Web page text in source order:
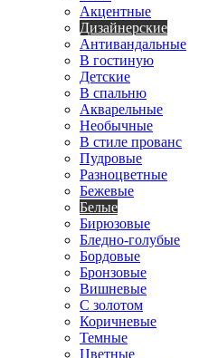
Акцентные
Дизайнерские
Антивандальные
В гостиную
Детские
В спальню
Акварельные
Необычные
В стиле прованс
Пудровые
Разноцветные
Бежевые
Белые
Бирюзовые
Бледно-голубые
Бордовые
Бронзовые
Вишневые
С золотом
Коричневые
Темные
Цветные